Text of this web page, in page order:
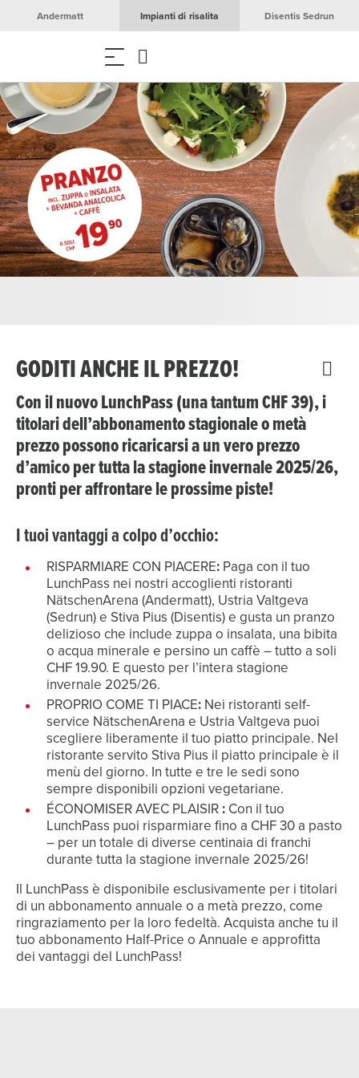
Andermatt Impianti di risalita Disentis Sedrun
GODITI ANCHE IL PREZZO!
Con il nuovo LunchPass (una tantum CHF 39), i
titolari dell’abbonamento stagionale o metà
prezzo possono ricaricarsi a un vero prezzo
d’amico per tutta la stagione invernale 2025/26,
pronti per affrontare le prossime piste!
I tuoi vantaggi a colpo d’occhio:
RISPARMIARE CON PIACERE: Paga con il tuo
LunchPass nei nostri accoglienti ristoranti
NätschenArena (Andermatt), Ustria Valtgeva
(Sedrun) e Stiva Pius (Disentis) e gusta un pranzo
delizioso che include zuppa o insalata, una bibita
o acqua minerale e persino un caffè – tutto a soli
CHF 19.90. E questo per l’intera stagione
invernale 2025/26.
PROPRIO COME TI PIACE: Nei ristoranti self-
service NätschenArena e Ustria Valtgeva puoi
scegliere liberamente il tuo piatto principale. Nel
ristorante servito Stiva Pius il piatto principale è il
menù del giorno. In tutte e tre le sedi sono
sempre disponibili opzioni vegetariane.
ÉCONOMISER AVEC PLAISIR : Con il tuo
LunchPass puoi risparmiare fino a CHF 30 a pasto
– per un totale di diverse centinaia di franchi
durante tutta la stagione invernale 2025/26!
Il LunchPass è disponibile esclusivamente per i titolari
di un abbonamento annuale o a metà prezzo, come
ringraziamento per la loro fedeltà. Acquista anche tu il
tuo abbonamento Half-Price o Annuale e approfitta
dei vantaggi del LunchPass!